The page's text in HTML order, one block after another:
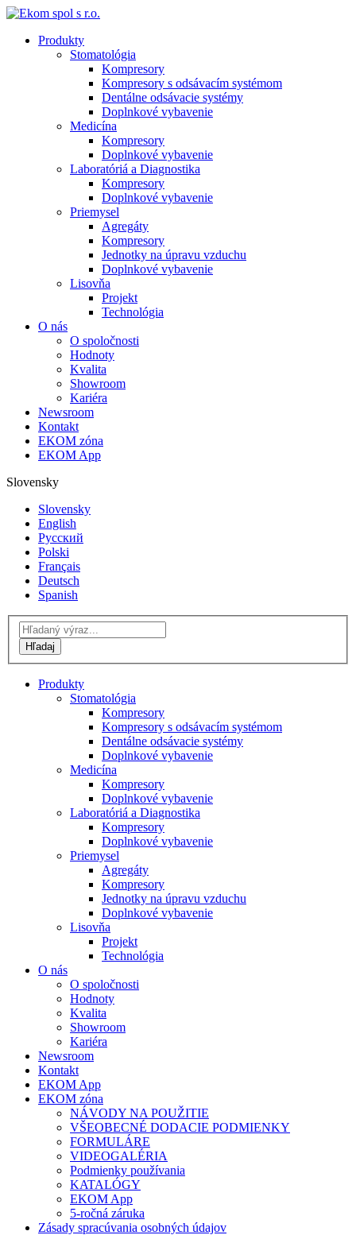
Produkty
Stomatológia
Kompresory
Kompresory s odsávacím systémom
Dentálne odsávacie systémy
Doplnkové vybavenie
Medicína
Kompresory
Doplnkové vybavenie
Laboratóriá a Diagnostika
Kompresory
Doplnkové vybavenie
Priemysel
Agregáty
Kompresory
Jednotky na úpravu vzduchu
Doplnkové vybavenie
Lisovňa
Projekt
Technológia
O nás
O spoločnosti
Hodnoty
Kvalita
Showroom
Kariéra
Newsroom
Kontakt
EKOM zóna
EKOM App
Slovensky
Slovensky
English
Русский
Polski
Français
Deutsch
Spanish
Produkty
Stomatológia
Kompresory
Kompresory s odsávacím systémom
Dentálne odsávacie systémy
Doplnkové vybavenie
Medicína
Kompresory
Doplnkové vybavenie
Laboratóriá a Diagnostika
Kompresory
Doplnkové vybavenie
Priemysel
Agregáty
Kompresory
Jednotky na úpravu vzduchu
Doplnkové vybavenie
Lisovňa
Projekt
Technológia
O nás
O spoločnosti
Hodnoty
Kvalita
Showroom
Kariéra
Newsroom
Kontakt
EKOM App
EKOM zóna
NÁVODY NA POUŽITIE
VŠEOBECNÉ DODACIE PODMIENKY
FORMULÁRE
VIDEOGALÉRIA
Podmienky používania
KATALÓGY
EKOM App
5-ročná záruka
Zásady spracúvania osobných údajov